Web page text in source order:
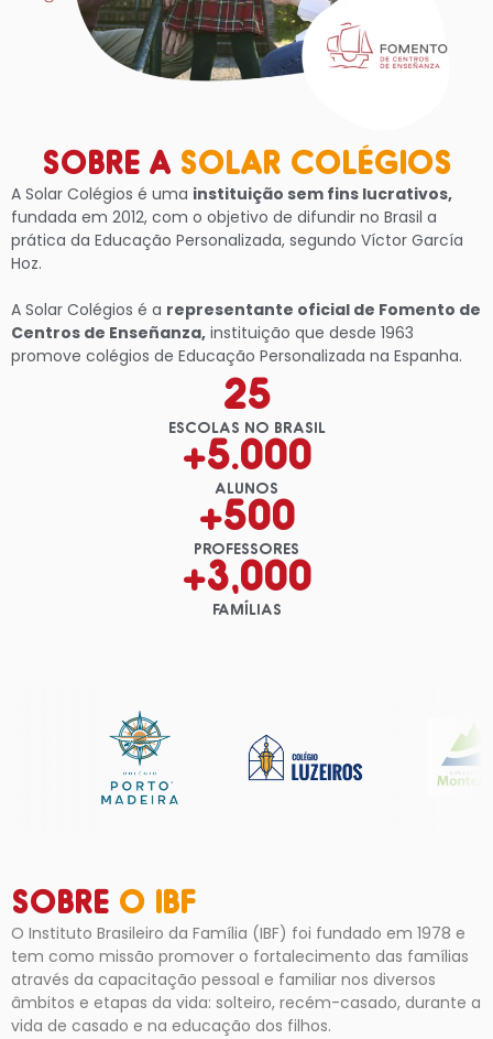
SOBRE A SOLAR COLÉGIOS
A Solar Colégios é uma instituição sem fins lucrativos,
fundada em 2012, com o objetivo de difundir no Brasil a
prática da Educação Personalizada, segundo Víctor García
Hoz.
A Solar Colégios é a representante oficial de Fomento de
Centros de Enseñanza, instituição que desde 1963
promove colégios de Educação Personalizada na Espanha.
ESCOLAS NO BRASIL
25
ALUNOS
+5.000
PROFESSORES
+500
FAMÍLIAS
+3,000
SOBRE O IBF
O Instituto Brasileiro da Família (IBF) foi fundado em 1978 e
tem como missão promover o fortalecimento das famílias
através da capacitação pessoal e familiar nos diversos
âmbitos e etapas da vida: solteiro, recém-casado, durante a
vida de casado e na educação dos filhos.